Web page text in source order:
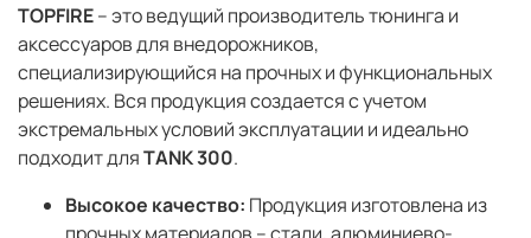
TOPFIRE– это ведущий производитель тюнинга и
аксессуаров для внедорожников,
специализирующийся на прочных и функциональных
решениях. Вся продукция создается с учетом
экстремальных условий эксплуатации и идеально
подходит дляTANK 300.
Высокое качество: Продукция изготовлена из